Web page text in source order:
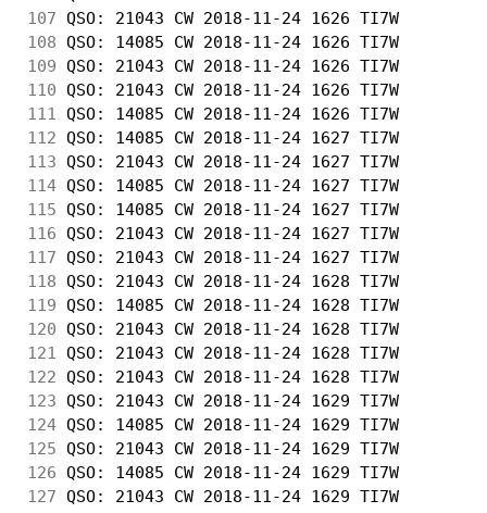
107 QSO: 21043 CW 2018-11-24 1626 TI7W
108 QSO: 14085 CW 2018-11-24 1626 TI7W
109 QSO: 21043 CW 2018-11-24 1626 TI7W
110 QSO: 21043 CW 2018-11-24 1626 TI7W
111
QSO: 14085 CW 2018-11-24 1626 TI7W
112 QSO: 14085 CW 2018-11-24 1627 TI7W
113 QSO: 21043 CW 2018-11-24 1627 TI7W
114 QSO: 14085 CW 2018-11-24 1627 TI7W
115 QSO: 14085 CW 2018-11-24 1627 TI7W
116 QSO: 21043 CW 2018-11-24 1627 TI7W
117 QSO: 21043 CW 2018-11-24 1627 TI7W
118 QSO: 21043 CW 2018-11-24 1628 TI7W
119 QSO: 14085 CW 2018-11-24 1628 TI7W
120 QSO: 21043 CW 2018-11-24 1628 TI7W
121
QSO: 21043 CW 2018-11-24 1628 TI7W
122 QSO: 21043 CW 2018-11-24 1628 TI7W
123 QSO: 21043 CW 2018-11-24 1629 TI7W
124 QSO: 14085 CW 2018-11-24 1629 TI7W
125 QSO: 21043 CW 2018-11-24 1629 TI7W
126 QSO: 14085 CW 2018-11-24 1629 TI7W
127 QSO: 21043 CW 2018-11-24 1629 TI7W